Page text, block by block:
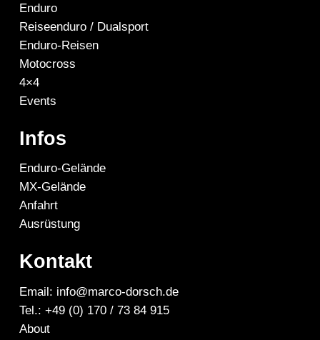
Enduro
Reiseenduro / Dualsport
Enduro-Reisen
Motocross
4×4
Events
Infos
Enduro-Gelände
MX-Gelände
Anfahrt
Ausrüstung
Kontakt
Email: info@marco-dorsch.de
Tel.: +49 (0) 170 / 73 84 915
About